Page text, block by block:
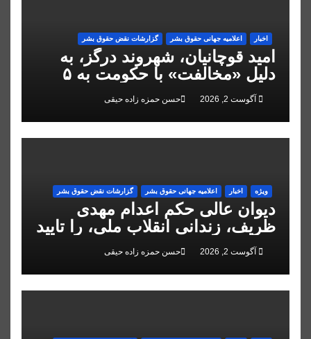
اخبار اعلاميه جهانی حقوق بشر گزارشات نقض حقوق بشر
امید قوچانیان، شهروند درگز، به
دلیل «مخالفت» با حکومت به ۵
سال زندان محکوم شد
آگوست 2, 2026 حسن حمزه زاده حیقی
ویژه اخبار اعلاميه جهانی حقوق بشر گزارشات نقض حقوق بشر
دیوان عالی حکم اعدام مهدی
ظریف، زندانی انقلاب ملی، را تایید
کردآگوست 2, 2026 حسن حمزه زاده حیقی